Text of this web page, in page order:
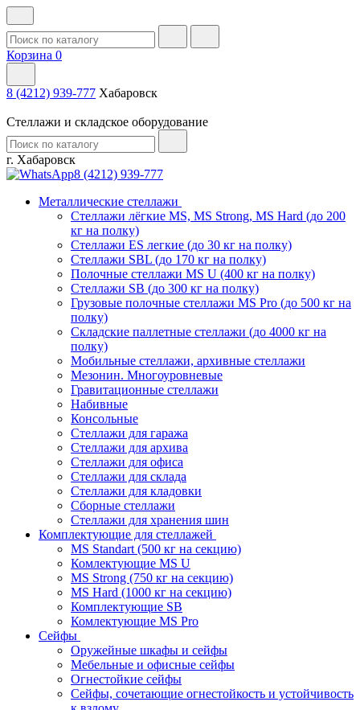
Корзина 0
8 (4212) 939-777 Хабаровск
Стеллажи и складское оборудование
г. Хабаровск
8 (4212) 939-777
Металлические стеллажи
Стеллажи лёгкие MS, MS Strong, MS Hard (до 200
кг на полку)
Стеллажи ES легкие (до 30 кг на полку)
Стеллажи SBL (до 170 кг на полку)
Полочные стеллажи MS U (400 кг на полку)
Стеллажи SB (до 300 кг на полку)
Грузовые полочные стеллажи MS Pro (до 500 кг на
полку)
Складские паллетные стеллажи (до 4000 кг на
полку)
Мобильные стеллажи, архивные стеллажи
Мезонин. Многоуровневые
Гравитационные стеллажи
Набивные
Консольные
Стеллажи для гаража
Стеллажи для архива
Стеллажи для офиса
Стеллажи для склада
Стеллажи для кладовки
Сборные стеллажи
Стеллажи для хранения шин
Комплектующие для стеллажей
MS Standart (500 кг на секцию)
Комлектующие MS U
MS Strong (750 кг на секцию)
MS Hard (1000 кг на секцию)
Комплектующие SB
Комлектующие MS Pro
Сейфы
Оружейные шкафы и сейфы
Мебельные и офисные сейфы
Огнестойкие сейфы
Сейфы, сочетающие огнестойкость и устойчивость